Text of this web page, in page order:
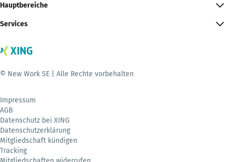
Hauptbereiche
Services
© New Work SE | Alle Rechte vorbehalten
Impressum
AGB
Datenschutz bei XING
Datenschutzerklärung
Mitgliedschaft kündigen
Tracking